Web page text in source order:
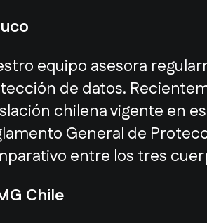
equipo asesora
de datos.
chilena vigente en
General de
entre los tres
Chile